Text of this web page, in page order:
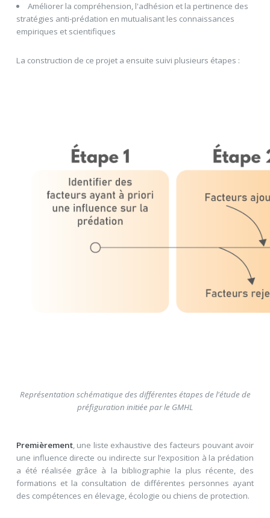
Améliorer la compréhension, l'adhésion et la pertinence des
stratégies anti-prédation en mutualisant les connaissances
empiriques et scientifiques
La construction de ce projet a ensuite suivi plusieurs étapes :
Représentation schématique des différentes étapes de l'étude de
préfiguration initiée par le GMHL
Premièrement, une liste exhaustive des facteurs pouvant avoir
une influence directe ou indirecte sur l’exposition à la prédation
a été réalisée grâce à la bibliographie la plus récente, des
formations et la consultation de différentes personnes ayant
des compétences en élevage, écologie ou chiens de protection.